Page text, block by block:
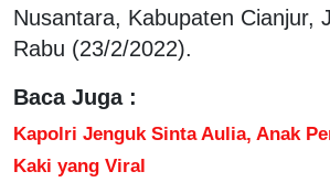
Nusantara, Kabupaten Cianjur,
Rabu (23/2/2022).
Baca Juga :
Kapolri Jenguk Sinta Aulia, Anak
Kaki yang Viral